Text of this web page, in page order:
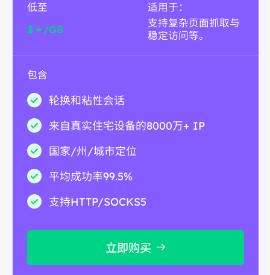
低至
$- /GB
适用于：
支持复杂页面抓取与
稳定访问等。
包含
轮换和粘性会话
来自真实住宅设备的8000万+ IP
国家/州/城市定位
平均成功率99.5%
支持HTTP/SOCKS5
立即购买